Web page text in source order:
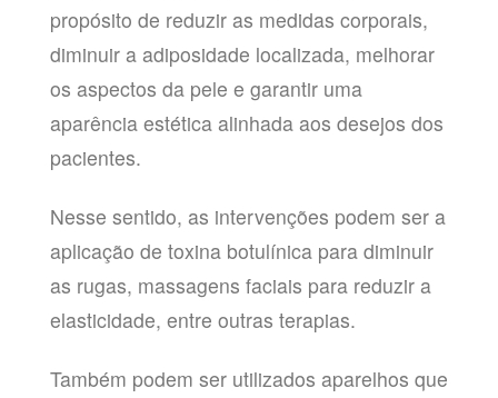
propósito de reduzir as medidas corporais,
diminuir a adiposidade localizada, melhorar
os aspectos da pele e garantir uma
aparência estética alinhada aos desejos dos
pacientes.
Nesse sentido, as intervenções podem ser a
aplicação de toxina botulínica para diminuir
as rugas, massagens faciais para reduzir a
elasticidade, entre outras terapias.
Também podem ser utilizados aparelhos que